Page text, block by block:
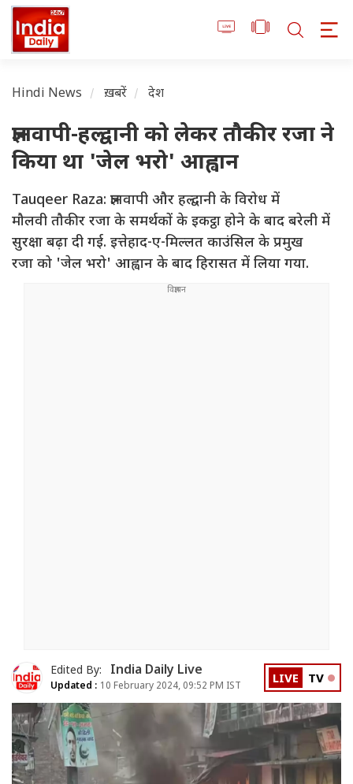
Hindi News ख़बरें देश
ज्ञानवापी-हल्द्वानी को लेकर तौकीर रजा ने
किया था 'जेल भरो' आह्वान
Tauqeer Raza: ज्ञानवापी और हल्द्वानी के विरोध में
मौलवी तौकीर रजा के समर्थकों के इकट्ठा होने के बाद बरेली में
सुरक्षा बढ़ा दी गई. इत्तेहाद-ए-मिल्लत काउंसिल के प्रमुख
रजा को 'जेल भरो' आह्वान के बाद हिरासत में लिया गया.
Edited By: India Daily Live
Updated : 10 February 2024, 09:52 PM IST LIVE TV